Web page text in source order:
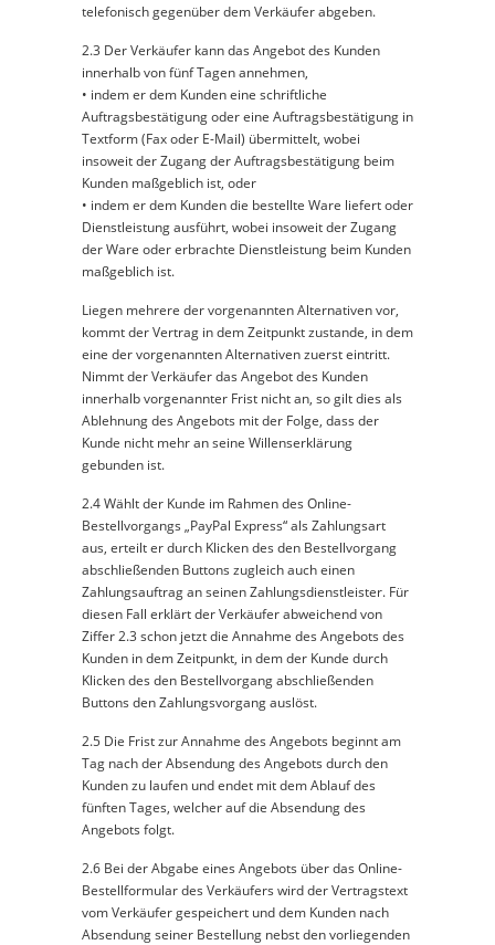
telefonisch gegenüber dem Verkäufer abgeben.
2.3 Der Verkäufer kann das Angebot des Kunden
innerhalb von fünf Tagen annehmen,
• indem er dem Kunden eine schriftliche
Auftragsbestätigung oder eine Auftragsbestätigung in
Textform (Fax oder E-Mail) übermittelt, wobei
insoweit der Zugang der Auftragsbestätigung beim
Kunden maßgeblich ist, oder
• indem er dem Kunden die bestellte Ware liefert oder
Dienstleistung ausführt, wobei insoweit der Zugang
der Ware oder erbrachte Dienstleistung beim Kunden
maßgeblich ist.
Liegen mehrere der vorgenannten Alternativen vor,
kommt der Vertrag in dem Zeitpunkt zustande, in dem
eine der vorgenannten Alternativen zuerst eintritt.
Nimmt der Verkäufer das Angebot des Kunden
innerhalb vorgenannter Frist nicht an, so gilt dies als
Ablehnung des Angebots mit der Folge, dass der
Kunde nicht mehr an seine Willenserklärung
gebunden ist.
2.4 Wählt der Kunde im Rahmen des Online-
Bestellvorgangs „PayPal Express“ als Zahlungsart
aus, erteilt er durch Klicken des den Bestellvorgang
abschließenden Buttons zugleich auch einen
Zahlungsauftrag an seinen Zahlungsdienstleister. Für
diesen Fall erklärt der Verkäufer abweichend von
Ziffer 2.3 schon jetzt die Annahme des Angebots des
Kunden in dem Zeitpunkt, in dem der Kunde durch
Klicken des den Bestellvorgang abschließenden
Buttons den Zahlungsvorgang auslöst.
2.5 Die Frist zur Annahme des Angebots beginnt am
Tag nach der Absendung des Angebots durch den
Kunden zu laufen und endet mit dem Ablauf des
fünften Tages, welcher auf die Absendung des
Angebots folgt.
2.6 Bei der Abgabe eines Angebots über das Online-
Bestellformular des Verkäufers wird der Vertragstext
vom Verkäufer gespeichert und dem Kunden nach
Absendung seiner Bestellung nebst den vorliegenden